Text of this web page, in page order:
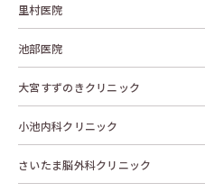
里村医院
池部医院
大宮すずのきクリニック
小池内科クリニック
さいたま脳外科クリニック